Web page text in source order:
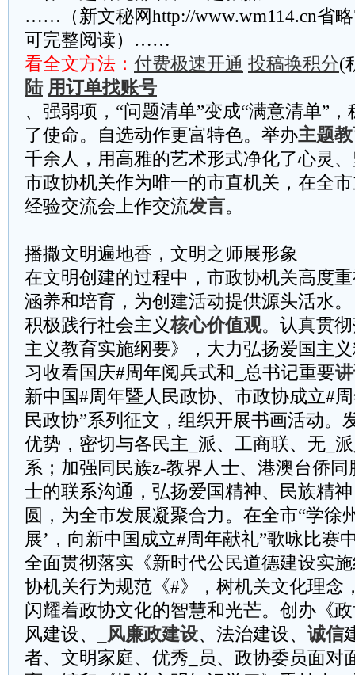
……（新文秘网http://www.wm114.cn省
可完整阅读）……
看全文方法： 付费极速开通 投稿换积分(
陆 用订单找账号
、强弱项，“问题清单”变成“满意清单”
了使命。自选动作更富特色。举办主题
千余人，用高雅的艺术形式净化了心灵
市政协机关作为唯一的市直机关，在全
经验交流会上作交流发言。
播撒文明遍地香，文明之师展形象
在文明创建的过程中，市政协机关高度
涵养和培育，为创建活动提供源头活水。
积极践行社会主义核心价值观。认真贯
主义教育实施纲要》，大力弘扬爱国主
习收看国庆#周年阅兵式和_总书记重要
新中国#周年暨人民政协、市政协成立#
民政协”系列征文，组织开展书画活动。
优势，密切与各民主_派、工商联、无_
系；加强同民族z-教界人士、港澳台侨
士的联系沟通，弘扬爱国精神、民族精
圆，为全市发展凝聚合力。在全市“学徐
展’，向新中国成立#周年献礼”歌咏比赛
全面贯彻落实《新时代公民道德建设实
协机关行为规范《#》，树机关文化理念
闪耀着政协文化的智慧和光芒。创办《
风建设、
_风廉政建设、法治建设、 诚信
者、文明家庭、优秀_员、政协委员面对